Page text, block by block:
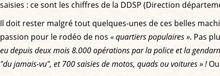
saisies : ce sont les chiffres de la DDSP (Direction
Il doit rester malgré tout quelques-unes de ces belles
passion pour le rodéo de nos « quartiers populaires ». Pas
eu depuis deux mois 8.000 opérations par la police et la
"du jamais-vu", et 700 saisies de motos, quads ou voitures » !